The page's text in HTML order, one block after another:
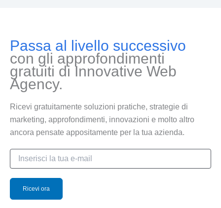
Passa al livello successivo
con gli approfondimenti
gratuiti di Innovative Web
Agency.
Ricevi gratuitamente soluzioni pratiche, strategie di
marketing, approfondimenti, innovazioni e molto altro
ancora pensate appositamente per la tua azienda.